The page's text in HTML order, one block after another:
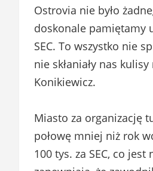
Ostrovia nie było
doskonale pamiętamy
SEC. To wszystko nie
nie skłaniały nas
Konikiewicz.
Miasto za organizację
połowę mniej niż rok
100 tys. za SEC, co